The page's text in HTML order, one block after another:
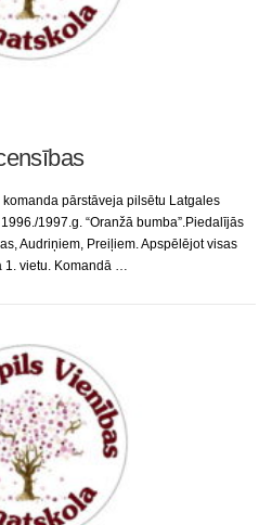
pārstāveja pilsētu Latgales
1997.g. “Oranžā bumba”.Piedalījās
Audriņiem, Preiļiem. Apspēlējot visas
vietu. Komandā …